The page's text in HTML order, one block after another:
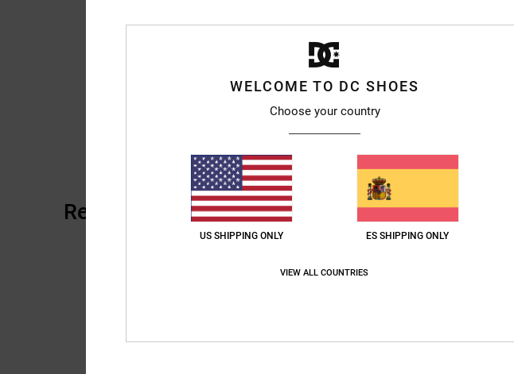
Reseñas de los clientes
WELCOME TO DC SHOES
Choose your country
US SHIPPING ONLY ES SHIPPING ONLY
VIEW ALL COUNTRIES